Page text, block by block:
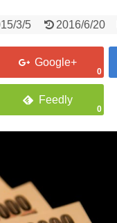
3/5 2016/6/20
0
0